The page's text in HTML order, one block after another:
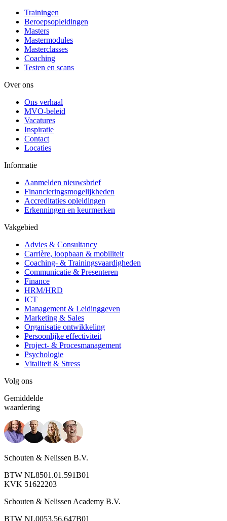
Trainingen
Beroepsopleidingen
Masters
Mastermodules
Masterclasses
Coaching
Testen en scans
Over ons
Ons verhaal
MVO-beleid
Vacatures
Inspiratie
Contact
Locaties
Informatie
Aanmelden nieuwsbrief
Financieringsmogelijkheden
Accreditaties opleidingen
Erkenningen en keurmerken
Vakgebied
Advies & Consultancy
Carrière, loopbaan & mobiliteit
Coaching- & Trainingsvaardigheden
Communicatie & Presenteren
Finance
HRM/HRD
ICT
Management & Leidinggeven
Marketing & Sales
Organisatie ontwikkeling
Persoonlijke effectiviteit
Project- & Procesmanagement
Psychologie
Vitaliteit & Stress
Volg ons
Gemiddelde
waardering
Schouten & Nelissen B.V.
BTW NL8501.01.591B01
KVK 51622203
Schouten & Nelissen Academy B.V.
BTW NL0053.56.647B01